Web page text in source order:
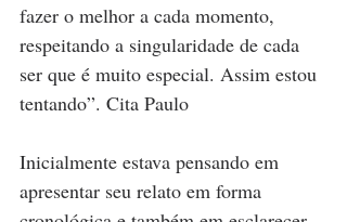
fazer o melhor a cada momento,
respeitando a singularidade de cada
ser que é muito especial. Assim estou
tentando”. Cita Paulo
Inicialmente estava pensando em
apresentar seu relato em forma